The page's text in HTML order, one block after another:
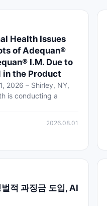
Health Issues
of Adequan®
I.M. Due to
in the Product
2026 – Shirley, NY,
is conducting a
2026.08.01
적 과징금 도입, AI